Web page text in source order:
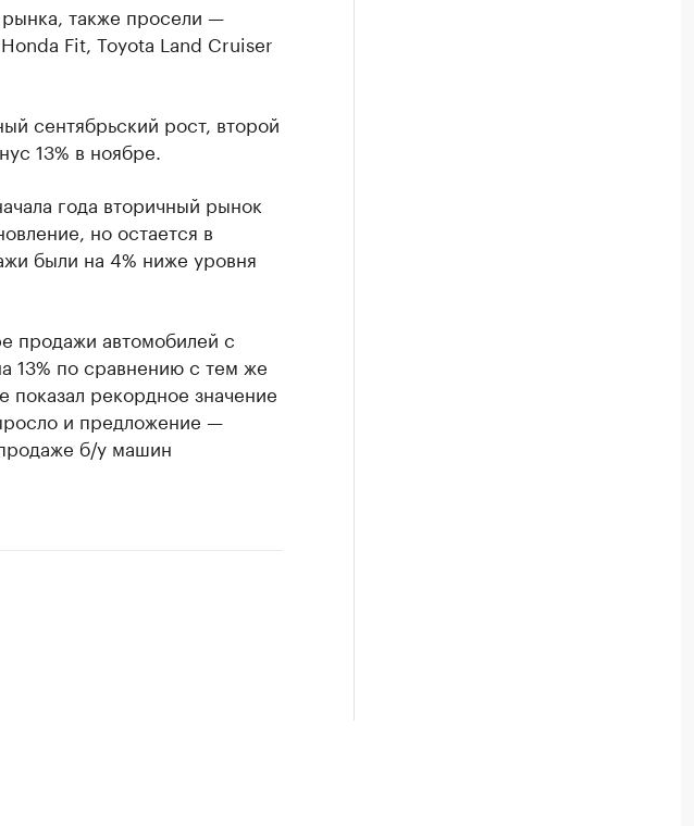
также просели —
Fit, Toyota Land Cruiser
сентябрьский рост, второй
13% в ноябре.
года вторичный рынок
но остается в
были на 4% ниже уровня
продажи автомобилей с
13% по сравнению с тем же
рекордное значение
и предложение —
б/у машин